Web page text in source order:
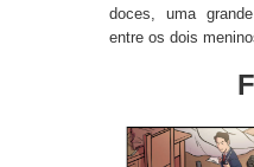
doces, uma
entre os dois